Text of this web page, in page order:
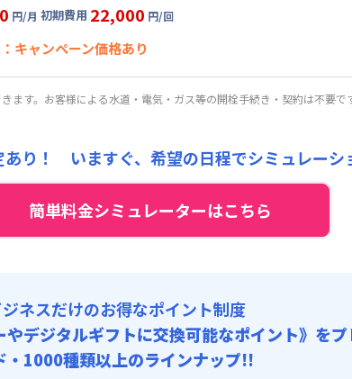
料金詳細
(3,500円/日)
/月 (800円/日) (税抜)
/回 (税抜)
/月 (800円/日)
円/回 (税抜)
2026年9月30日
:
136,800
料金詳細
月 (3,600円/日)
円/月 (800円/日) (税抜)
円/月 (800円/日)
円/月 初期費用 22,000 円/回
キャンペーン価格あり
全期間賃料20％OFFキャンペーン★
:
月額目安139,200 円/月初期費用22,000円/回 に
の料金詳細
利用)
月 (3,700円/日)
/月 (800円/日)
す。お客様による水道・電気・ガス等の開栓手続き・契約は不要です
り！ いますぐ、 希望の日程でシミュレーシ
簡単料金シミュレーターはこちら
ネスだけのお得なポイント制度
やデジタルギフトに交換可能なポイント》を
・1000種類以上のラインナップ!!